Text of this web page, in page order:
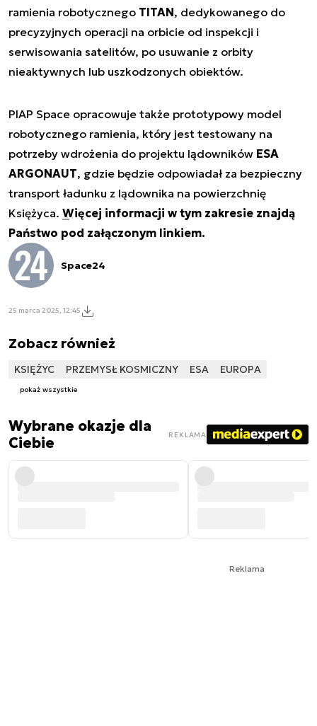
ramienia robotycznego TITAN, dedykowanego do
precyzyjnych operacji na orbicie od inspekcji i
serwisowania satelitów, po usuwanie z orbity
nieaktywnych lub uszkodzonych obiektów.
PIAP Space opracowuje także prototypowy model
robotycznego ramienia, który jest testowany na
potrzeby wdrożenia do projektu lądowników ESA
ARGONAUT, gdzie będzie odpowiadał za bezpieczny
transport ładunku z lądownika na powierzchnię
Księżyca. Więcej informacji w tym zakresie znajdą
Państwo pod załączonym linkiem.
Space24
25 marca 2025, 12:45
Zobacz również
KSIĘŻYC PRZEMYSŁ KOSMICZNY ESA EUROPA
pokaż wszystkie
Wybrane okazje dla
Ciebie
REKLAMA
Reklama